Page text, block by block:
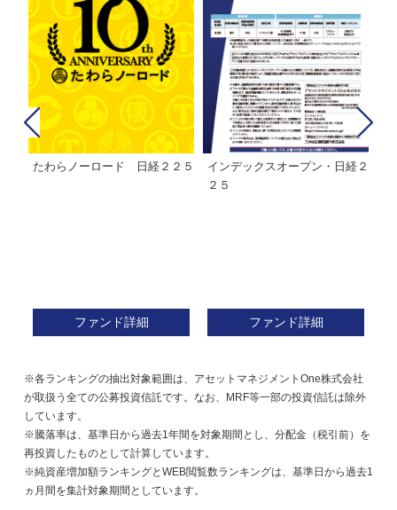
たわらノーロード 日経２２５
ファンド詳細
インデックスオープン・日経２
２５
ファンド詳細
※各ランキングの抽出対象範囲は、アセットマネジメントOne株式会社
が取扱う全ての公募投資信託です。なお、MRF等一部の投資信託は除外
しています。
※騰落率は、基準日から過去1年間を対象期間とし、分配金（税引前）を
再投資したものとして計算しています。
※純資産増加額ランキングとWEB閲覧数ランキングは、基準日から過去1
ヵ月間を集計対象期間としています。